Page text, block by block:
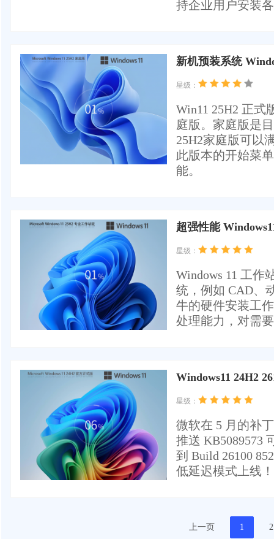
持企业用户安装
新机预装系统
星级：
Win11 25H2 正
庭版。家庭版是
25H2家庭版可以
此版本的开始菜
能。
超强性能
星级：
Windows 11 工作
统，例如 CAD、
牛的硬件安装工
处理能力，对需
Windows11 24H2
星级：
微软在 5 月的补
推送 KB5089573
到 Build 26100
低延迟模式上线
上一页 1 2